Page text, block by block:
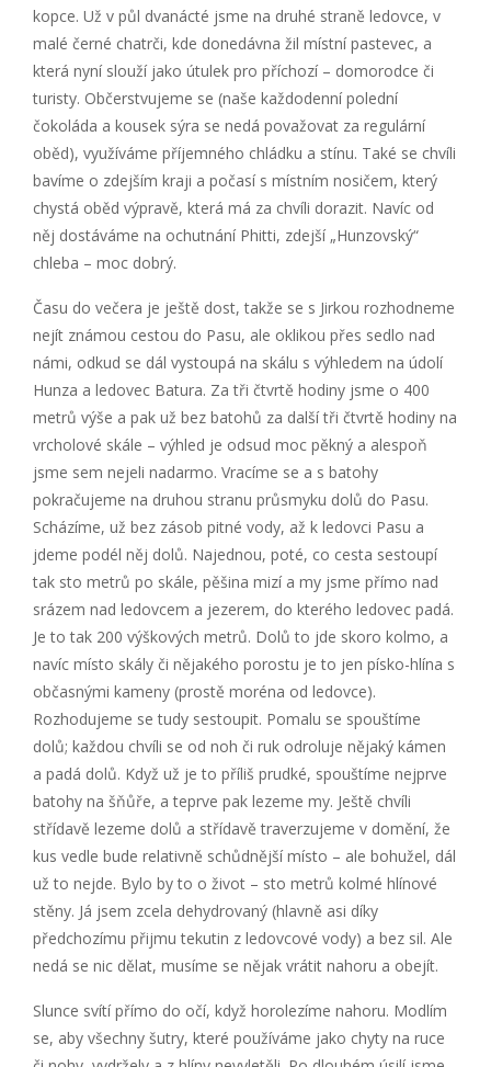
kopce. Už v půl dvanácté jsme na druhé straně ledovce, v
malé černé chatrči, kde donedávna žil místní pastevec, a
která nyní slouží jako útulek pro příchozí – domorodce či
turisty. Občerstvujeme se (naše každodenní polední
čokoláda a kousek sýra se nedá považovat za regulární
oběd), využíváme příjemného chládku a stínu. Také se chvíli
bavíme o zdejším kraji a počasí s místním nosičem, který
chystá oběd výpravě, která má za chvíli dorazit. Navíc od
něj dostáváme na ochutnání Phitti, zdejší „Hunzovský“
chleba – moc dobrý.
Času do večera je ještě dost, takže se s Jirkou rozhodneme
nejít známou cestou do Pasu, ale oklikou přes sedlo nad
námi, odkud se dál vystoupá na skálu s výhledem na údolí
Hunza a ledovec Batura. Za tři čtvrtě hodiny jsme o 400
metrů výše a pak už bez batohů za další tři čtvrtě hodiny na
vrcholové skále – výhled je odsud moc pěkný a alespoň
jsme sem nejeli nadarmo. Vracíme se a s batohy
pokračujeme na druhou stranu průsmyku dolů do Pasu.
Scházíme, už bez zásob pitné vody, až k ledovci Pasu a
jdeme podél něj dolů. Najednou, poté, co cesta sestoupí
tak sto metrů po skále, pěšina mizí a my jsme přímo nad
srázem nad ledovcem a jezerem, do kterého ledovec padá.
Je to tak 200 výškových metrů. Dolů to jde skoro kolmo, a
navíc místo skály či nějakého porostu je to jen písko-hlína s
občasnými kameny (prostě moréna od ledovce).
Rozhodujeme se tudy sestoupit. Pomalu se spouštíme
dolů; každou chvíli se od noh či ruk odroluje nějaký kámen
a padá dolů. Když už je to příliš prudké, spouštíme nejprve
batohy na šňůře, a teprve pak lezeme my. Ještě chvíli
střídavě lezeme dolů a střídavě traverzujeme v domění, že
kus vedle bude relativně schůdnější místo – ale bohužel, dál
už to nejde. Bylo by to o život – sto metrů kolmé hlínové
stěny. Já jsem zcela dehydrovaný (hlavně asi díky
předchozímu přijmu tekutin z ledovcové vody) a bez sil. Ale
nedá se nic dělat, musíme se nějak vrátit nahoru a obejít.
Slunce svítí přímo do očí, když horolezíme nahoru. Modlím
se, aby všechny šutry, které používáme jako chyty na ruce